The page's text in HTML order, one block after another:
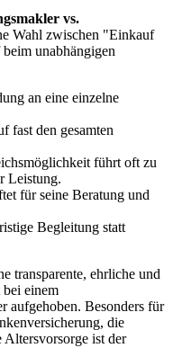
vs.
Wahl zwischen "Einkauf
unabhängigen
an eine einzelne
fast den gesamten
führt oft zu
Leistung.
für seine Beratung und
Begleitung statt
transparente, ehrliche und
einem
aufgehoben. Besonders für
die
ist der